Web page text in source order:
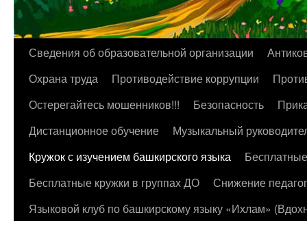
Перейти
содержимому
Сведения об образовательной организации
Охрана труда
Противодействие коррупции
Остерегайтесь мошенников!!!
Безопасность
Дистанционное обучение
Музыкальный
Кружок с изучением башкирского языка
Бесплатные кружки в группах ДО
Снижение
Языковой клуб по башкирскому языку «Ихлам»